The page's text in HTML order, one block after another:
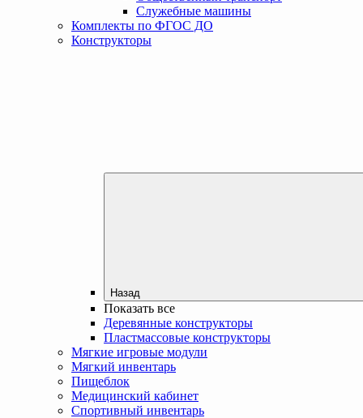
Служебные машины
Комплекты по ФГОС ДО
Конструкторы
Назад
Показать все
Деревянные конструкторы
Пластмассовые конструкторы
Мягкие игровые модули
Мягкий инвентарь
Пищеблок
Медицинский кабинет
Спортивный инвентарь